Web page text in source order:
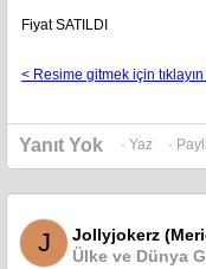
Fiyat SATILDI
< Resime gitmek için
Yanıt Yok · Yaz ·
J
Jollyjokerz
Ülke ve Dünya